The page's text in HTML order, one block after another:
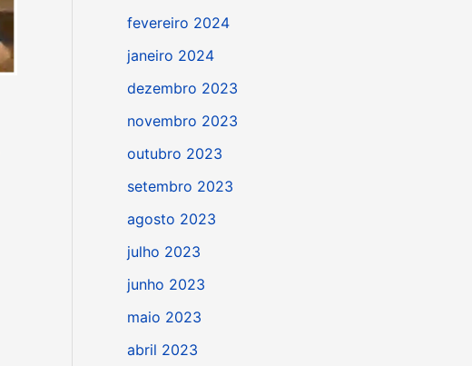
fevereiro 2024
janeiro 2024
dezembro 2023
novembro 2023
outubro 2023
setembro 2023
agosto 2023
julho 2023
junho 2023
maio 2023
abril 2023